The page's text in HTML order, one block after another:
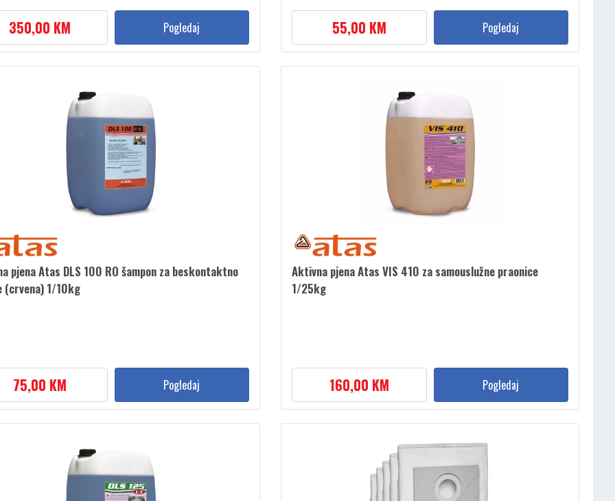
350,00 KM Pogledaj 55,00 KM Pogledaj
pjena Atas DLS 100 RO šampon za beskontaktno
(crvena) 1/10kg
75,00 KM Pogledaj
Aktivna pjena Atas VIS 410 za samouslužne praonice
1/25kg
160,00 KM Pogledaj